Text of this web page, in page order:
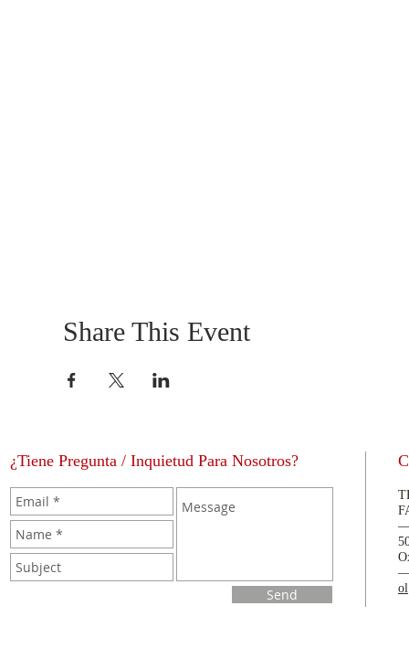
Share This Event
¿Tiene Pregunta / Inquietud Para Nosotros?
Send